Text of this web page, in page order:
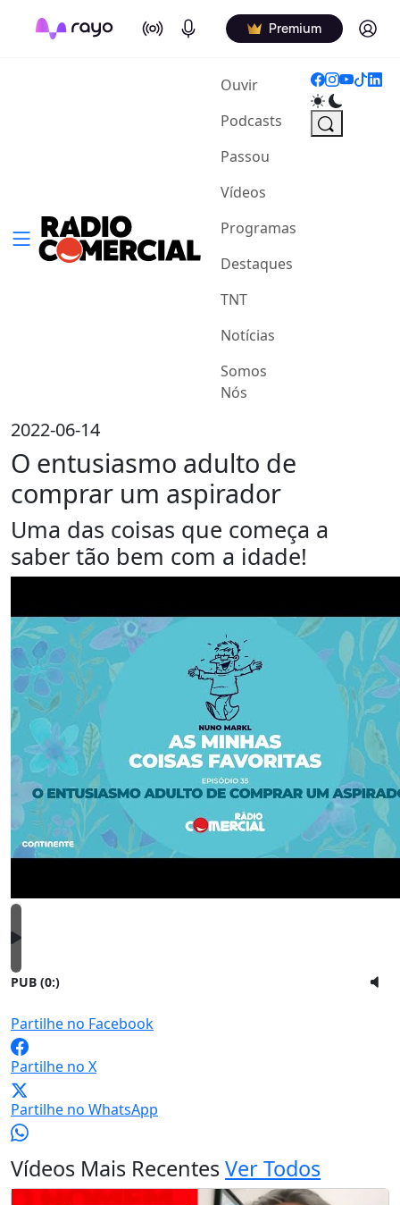
On Air Podcasts Premium Log in
Ouvir(current)
Podcasts
Passou
Vídeos
Programas
Destaques
TNT
Notícias
Somos
Nós
2022-06-14
O entusiasmo adulto de
comprar um aspirador
Uma das coisas que começa a
saber tão bem com a idade!
PUB (0:)
Partilhe no Facebook
Partilhe no X
Partilhe no WhatsApp
Vídeos Mais RecentesVer Todos